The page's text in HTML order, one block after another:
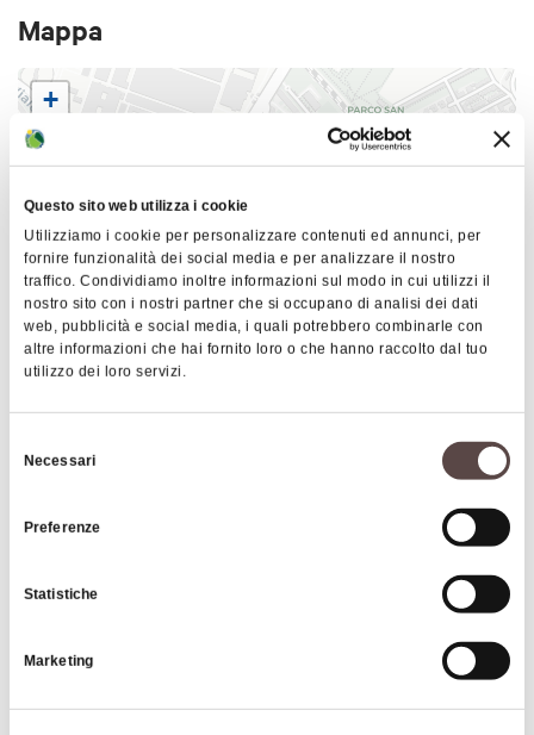
Questo sito web utilizza i cookie
Utilizziamo i cookie per personalizzare contenuti ed annunci, per
fornire funzionalità dei social media e per analizzare il nostro
traffico. Condividiamo inoltre informazioni sul modo in cui utilizzi il
nostro sito con i nostri partner che si occupano di analisi dei dati
web, pubblicità e social media, i quali potrebbero combinarle con
altre informazioni che hai fornito loro o che hanno raccolto dal tuo
utilizzo dei loro servizi.
delNecessari
Preferenze
Statistiche
Marketing
unisce alla città in cui, da oltre
cinquant'anni, produce esclusivamente
mortadella.
Nacque nel 1947 come piccola bottega
artigiana specializzata nella produzione di
Raimondi" , per poi dedicarsi a partire
dagli anni '70 a produrre esclusivamente
mortadella.
Trasferita la sede dell'attività a Zola
Predosa nel 1965, Felsineo diventa
vendita della mortadella fin dai primi anni
'90. Oggi Felsineo rappresenta la realtà
della famiglia fondatrice. Tre sono le linee
scelta
: Antica Bologna, Rustica
Ghiandine, La Nera
Mappa
+
−
Leaflet |©OpenStreetMapcontributors ©CARTO
Felsineo
40069 Zola Predosa